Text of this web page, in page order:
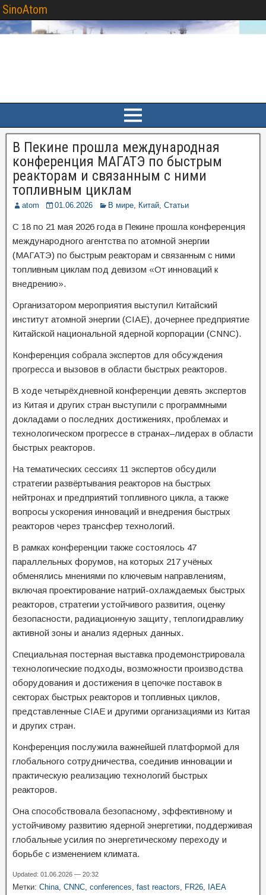
SinoAtom
В Пекине прошла международная
конференция МАГАТЭ по быстрым
реакторам и связанным с ними
топливным циклам
atom 01.06.2026 В мире, Китай, Статьи
С 18 по 21 мая 2026 года в Пекине прошла конференция
международного агентства по атомной энергии
(МАГАТЭ) по быстрым реакторам и связанным с ними
топливным циклам под девизом «От инноваций к
внедрению».
Организатором мероприятия выступил Китайский
институт атомной энергии (CIAE), дочернее предприятие
Китайской национальной ядерной корпорации (CNNC).
Конференция собрала экспертов для обсуждения
прогресса и вызовов в области быстрых реакторов.
В ходе четырёхдневной конференции девять экспертов
из Китая и других стран выступили с программными
докладами о последних достижениях, проблемах и
технологическом прогрессе в странах–лидерах в области
быстрых реакторов.
На тематических сессиях 11 экспертов обсудили
стратегии развёртывания реакторов на быстрых
нейтронах и предприятий топливного цикла, а также
вопросы ускорения инноваций и внедрения быстрых
реакторов через трансфер технологий.
В рамках конференции также состоялось 47
параллельных форумов, на которых 217 учёных
обменялись мнениями по ключевым направлениям,
включая проектирование натрий-охлаждаемых быстрых
реакторов, стратегии устойчивого развития, оценку
безопасности, радиационную защиту, теплогидравлику
активной зоны и анализ ядерных данных.
Специальная постерная выставка продемонстрировала
технологические подходы, возможности производства
оборудования и достижения в цепочке поставок в
секторах быстрых реакторов и топливных циклов,
представленные CIAE и другими организациями из Китая
и других стран.
Конференция послужила важнейшей платформой для
глобального сотрудничества, соединив инновации и
практическую реализацию технологий быстрых
реакторов.
Она способствовала безопасному, эффективному и
устойчивому развитию ядерной энергетики, поддерживая
глобальные усилия по энергетическому переходу и
борьбе с изменением климата.
Updated: 01.06.2026 — 20:32
Метки: China, CNNC, conferences, fast reactors, FR26, IAEA